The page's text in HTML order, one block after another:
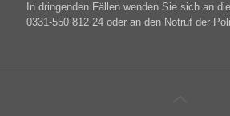
In dringenden Fällen wenden Sie sich an
0331-550 812 24 oder an den Notruf der